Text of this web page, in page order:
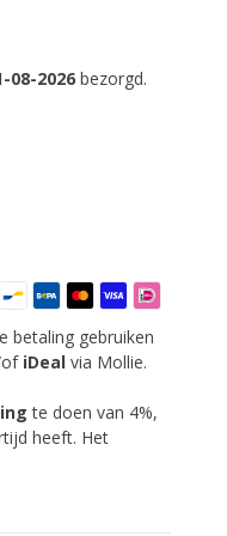
08-2026 bezorgd.
betaling gebruiken
iDeal via Mollie.
te doen van 4%,
heeft. Het